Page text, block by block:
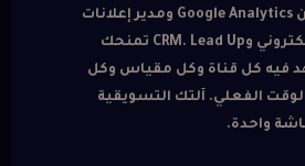
لا مزيد من التنقل بين Google Analytics ومدير إعلانات
Meta وأداة البريد الإلكتروني وCRM. Lead Up تمنحك
فيه كل قناة وكل مقياس وكل
الفعلي. آلتك التسويقية
واحدة.